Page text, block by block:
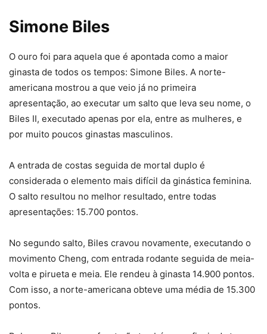
Simone Biles
O ouro foi para aquela que é apontada como a maior
ginasta de todos os tempos: Simone Biles. A norte-
americana mostrou a que veio já no primeira
apresentação, ao executar um salto que leva seu nome, o
Biles II, executado apenas por ela, entre as mulheres, e
por muito poucos ginastas masculinos.
A entrada de costas seguida de mortal duplo é
considerada o elemento mais difícil da ginástica feminina.
O salto resultou no melhor resultado, entre todas
apresentações: 15.700 pontos.
No segundo salto, Biles cravou novamente, executando o
movimento Cheng, com entrada rodante seguida de meia-
volta e pirueta e meia. Ele rendeu à ginasta 14.900 pontos.
Com isso, a norte-americana obteve uma média de 15.300
pontos.